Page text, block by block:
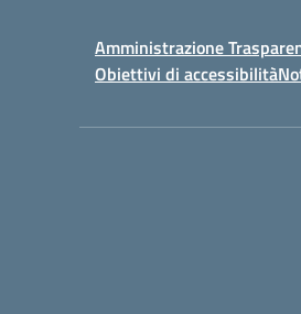
Amministrazione
Obiettivi di accessibilità